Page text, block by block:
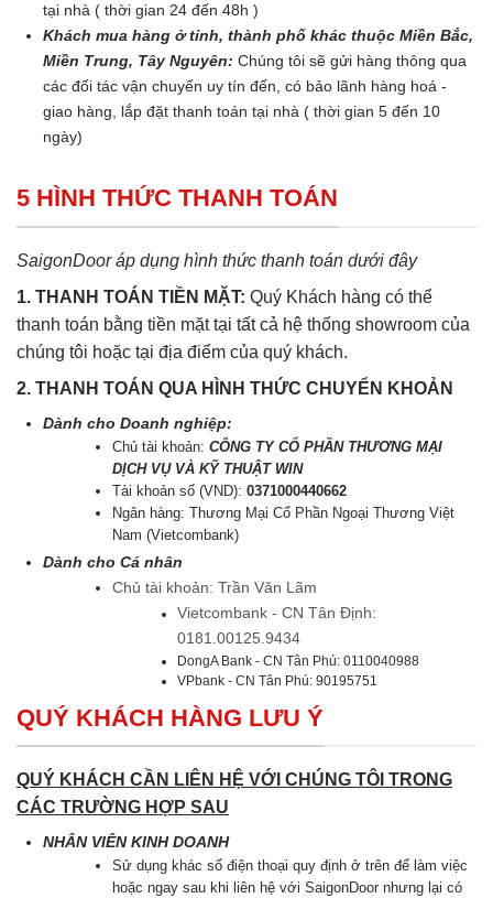
tại nhà ( thời gian 24 đến 48h )
Khách mua hàng ở tỉnh, thành phố khác thuộc Miền Bắc,
Miền Trung, Tây Nguyên: Chúng tôi sẽ gửi hàng thông qua
các đối tác vận chuyển uy tín đến, có bảo lãnh hàng hoá -
giao hàng, lắp đặt thanh toán tại nhà ( thời gian 5 đến 10
ngày)
5 HÌNH THỨC THANH TOÁN
SaigonDoor áp dụng hình thức thanh toán dưới đây
1. THANH TOÁN TIỀN MẶT: Quý Khách hàng có thể
thanh toán bằng tiền mặt tại tất cả hệ thống showroom của
chúng tôi hoặc tại địa điểm của quý khách.
2. THANH TOÁN QUA HÌNH THỨC CHUYỂN KHOẢN
Dành cho Doanh nghiệp:
Chủ tài khoản:CÔNG TY CỔ PHẦN THƯƠNG MẠI
DỊCH VỤ VÀ KỸ THUẬT WIN
Tài khoản số (VND):0371000440662
Ngân hàng: Thương Mại Cổ Phần Ngoại Thương Việt
Nam (Vietcombank)
Dành cho Cá nhân
Chủ tài khoản: Trần Văn Lãm
Vietcombank - CN Tân Định:
0181.00125.9434
DongA Bank - CN Tân Phú: 0110040988
VPbank - CN Tân Phú: 90195751
QUÝ KHÁCH HÀNG LƯU Ý
QUÝ KHÁCH CẦN LIÊN HỆ VỚI CHÚNG TÔI TRONG
CÁC TRƯỜNG HỢP SAU
NHÂN VIÊN KINH DOANH
Sử dụng khác số điện thoại quy định ở trên để làm việc
hoặc ngay sau khi liên hệ với SaigonDoor nhưng lại có